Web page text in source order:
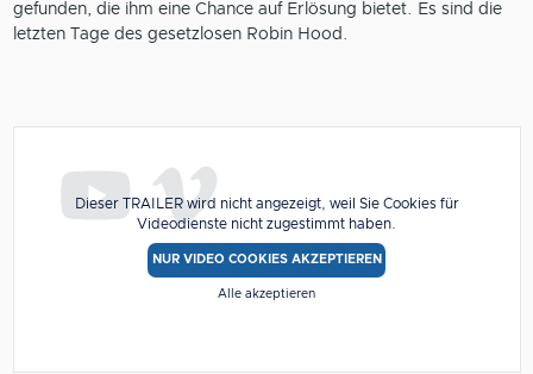
Dieser TRAILER wird nicht angezeigt, weil Sie Cookies für
Videodienste nicht zugestimmt haben.
NUR VIDEO COOKIES AKZEPTIEREN
Alle akzeptieren
gefunden, die ihm eine Chance auf Erlösung bietet. Es sind die
letzten Tage des gesetzlosen Robin Hood.